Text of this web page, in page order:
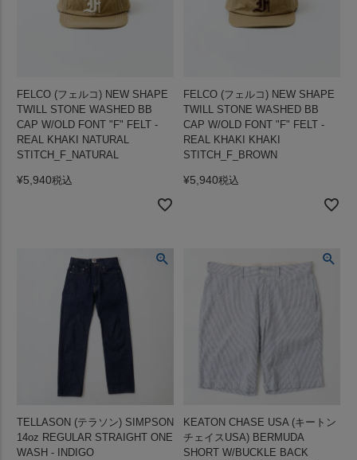
FELCO (フェルコ) NEW SHAPE
TWILL STONE WASHED BB
CAP W/OLD FONT "F" FELT -
REAL KHAKI NATURAL
STITCH_F_NATURAL
¥5,940税込
FELCO (フェルコ) NEW SHAPE
TWILL STONE WASHED BB
CAP W/OLD FONT "F" FELT -
REAL KHAKI KHAKI
STITCH_F_BROWN
¥5,940税込
TELLASON (テラソン) SIMPSON
14oz REGULAR STRAIGHT ONE
WASH - INDIGO
KEATON CHASE USA (キートン
チェイスUSA) BERMUDA
SHORT W/BUCKLE BACK